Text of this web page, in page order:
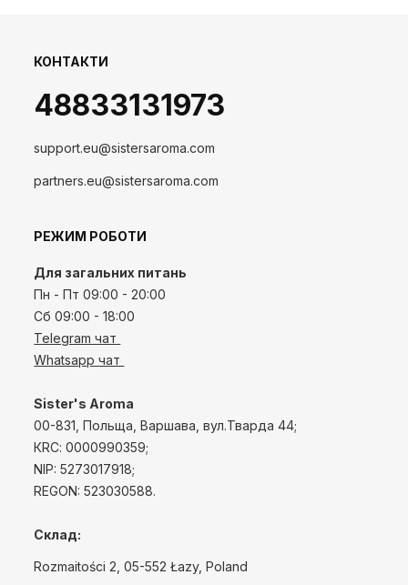
КОНТАКТИ
48833131973
support.eu@sistersaroma.com
partners.eu@sistersaroma.com
РЕЖИМ РОБОТИ
Для загальних питань
Пн - Пт 09:00 - 20:00
Сб 09:00 - 18:00
Telegram чат
Whatsapp чат
Sister's Aroma
00-831, Польща, Варшава, вул.Тварда 44;
КRС: 0000990359;
NIP: 5273017918;
REGON: 523030588.
Склад:
Rozmaitości 2, 05-552 Łazy, Poland